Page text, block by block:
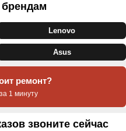
Lenovo
Asus
ремонт?
1 минуту
звоните сейчас